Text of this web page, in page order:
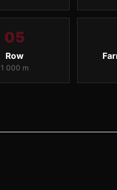
05
Row
1 000 m